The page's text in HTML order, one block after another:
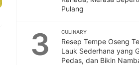
Pulang
3 CULINARY
Resep Tempe Oseng
Lauk Sederhana yang
Pedas, dan Bikin